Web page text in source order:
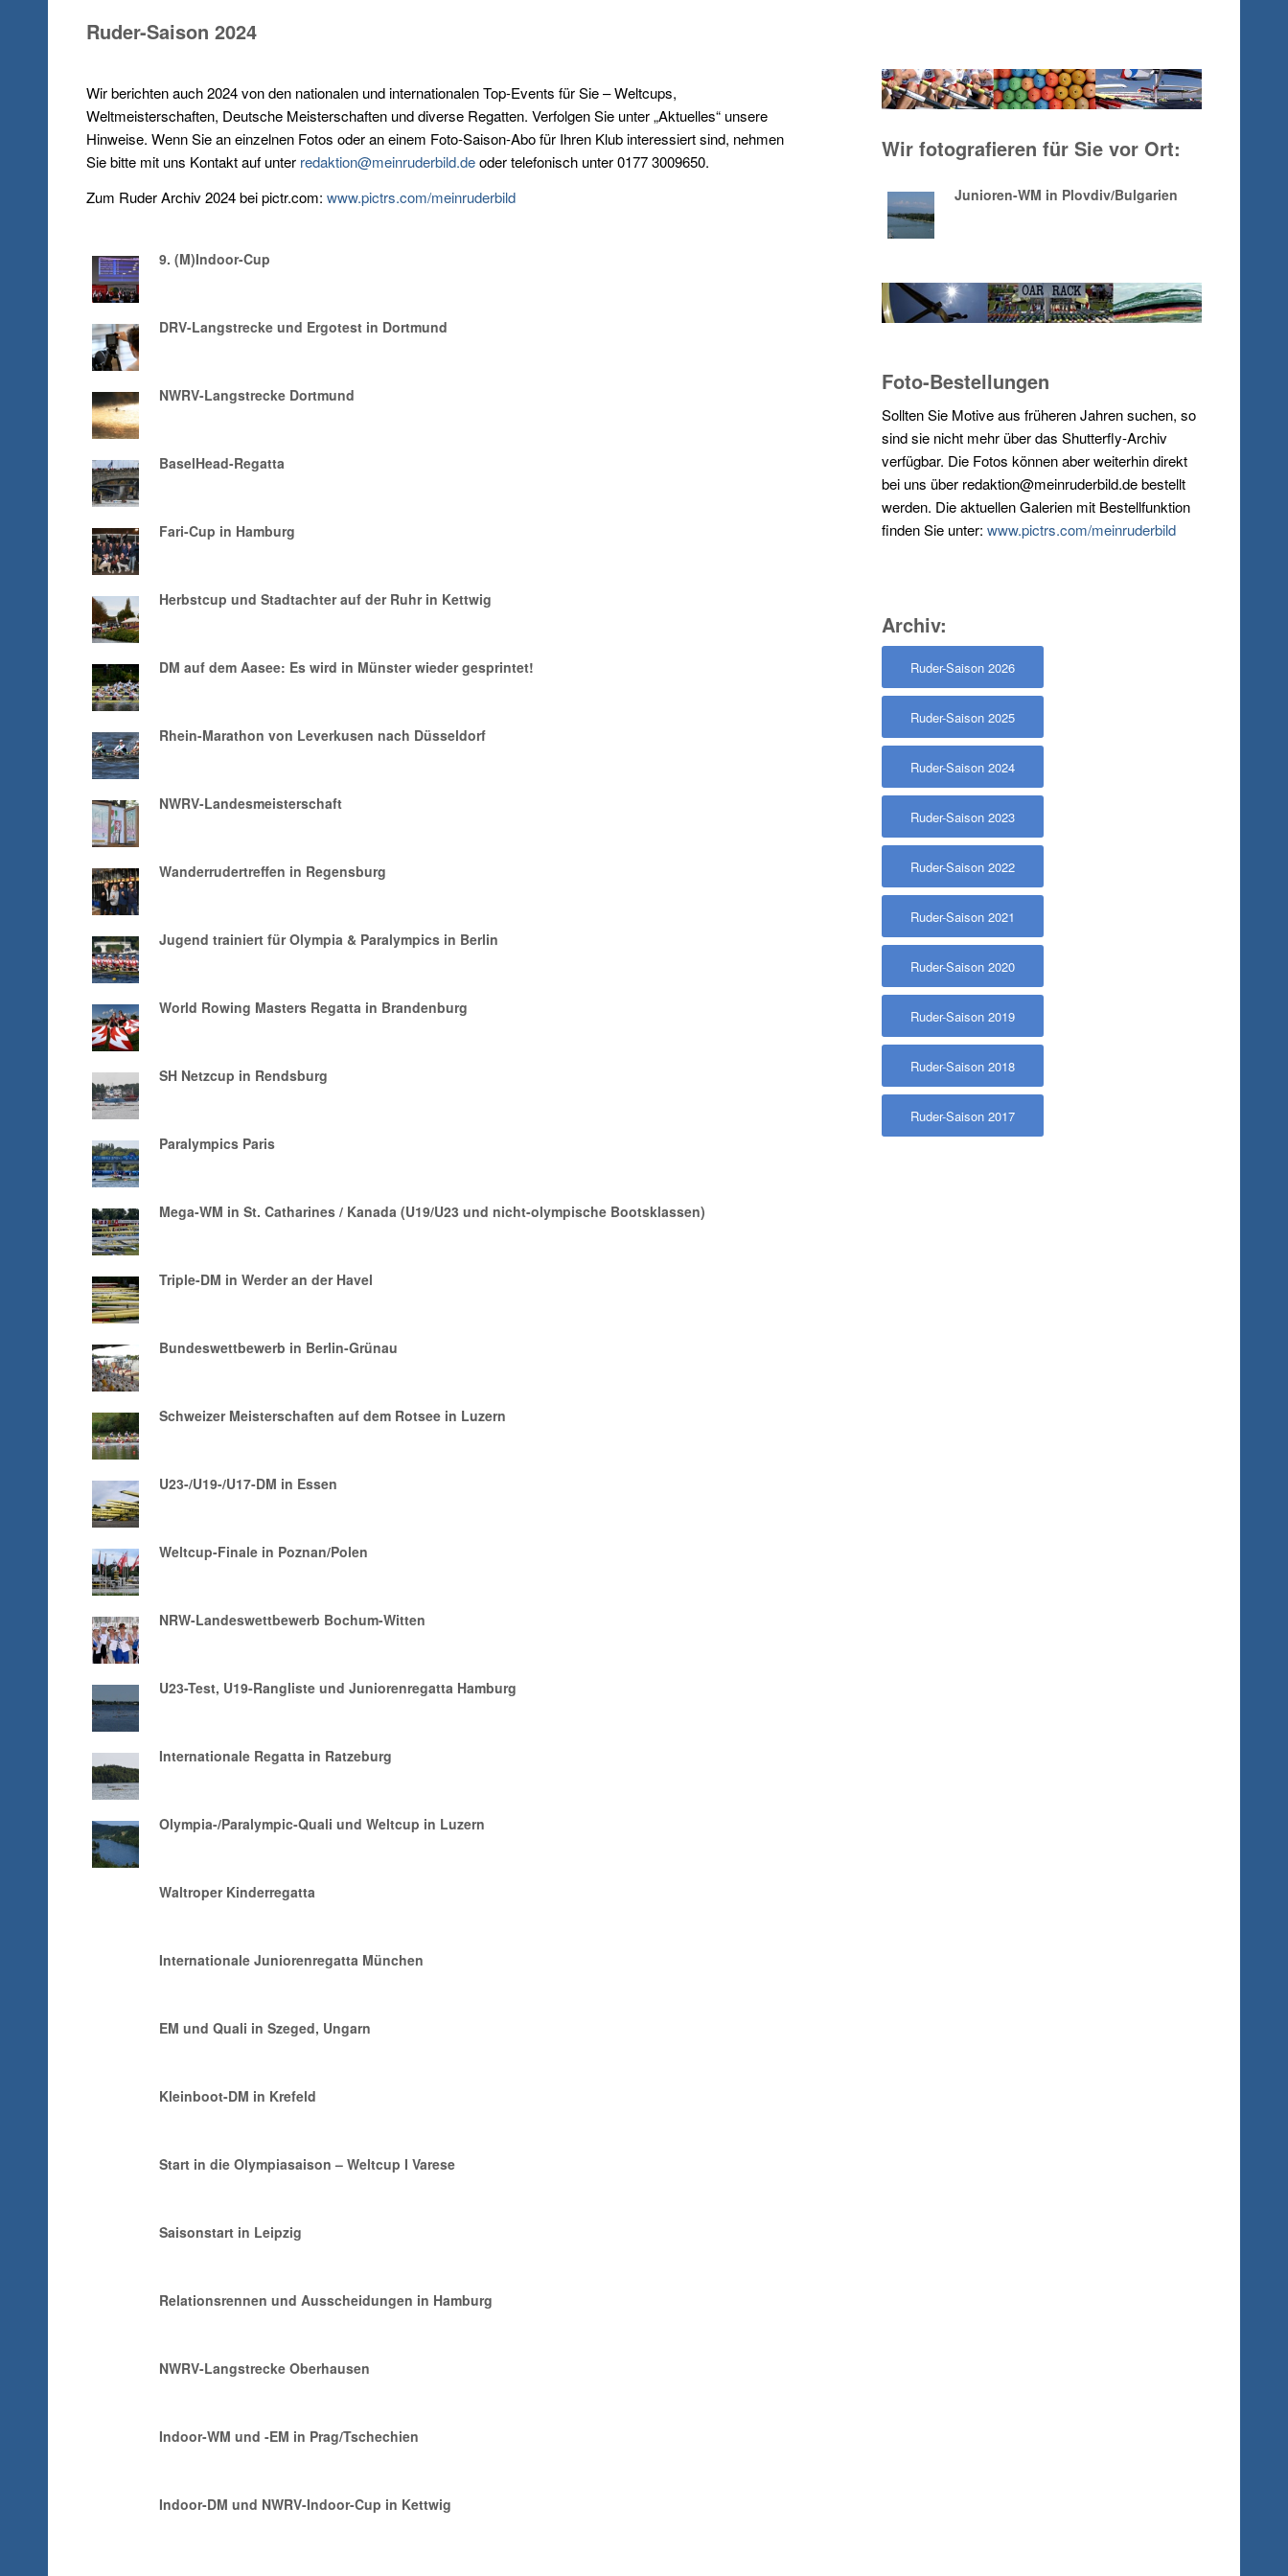
Ruder-Saison 2024
Wir berichten auch 2024 von den nationalen und internationalen Top-Events für Sie – Weltcups,
Weltmeisterschaften, Deutsche Meisterschaften und diverse Regatten. Verfolgen Sie unter „Aktuelles“ unsere
Hinweise. Wenn Sie an einzelnen Fotos oder an einem Foto-Saison-Abo für Ihren Klub interessiert sind, nehmen
Sie bitte mit uns Kontakt auf unter redaktion@meinruderbild.deoder telefonisch unter 0177 3009650.
Zum Ruder Archiv 2024 bei pictr.com: www.pictrs.com/meinruderbild
9. (M)Indoor-Cup
DRV-Langstrecke und Ergotest in Dortmund
NWRV-Langstrecke Dortmund
BaselHead-Regatta
Fari-Cup in Hamburg
Herbstcup und Stadtachter auf der Ruhr in Kettwig
DM auf dem Aasee: Es wird in Münster wieder gesprintet!
Rhein-Marathon von Leverkusen nach Düsseldorf
NWRV-Landesmeisterschaft
Wanderrudertreffen in Regensburg
Jugend trainiert für Olympia & Paralympics in Berlin
World Rowing Masters Regatta in Brandenburg
SH Netzcup in Rendsburg
Paralympics Paris
Mega-WM in St. Catharines / Kanada (U19/U23 und nicht-olympische Bootsklassen)
Triple-DM in Werder an der Havel
Bundeswettbewerb in Berlin-Grünau
Schweizer Meisterschaften auf dem Rotsee in Luzern
U23-/U19-/U17-DM in Essen
Weltcup-Finale in Poznan/Polen
NRW-Landeswettbewerb Bochum-Witten
U23-Test, U19-Rangliste und Juniorenregatta Hamburg
Internationale Regatta in Ratzeburg
Olympia-/Paralympic-Quali und Weltcup in Luzern
Waltroper Kinderregatta
Internationale Juniorenregatta München
EM und Quali in Szeged, Ungarn
Kleinboot-DM in Krefeld
Start in die Olympiasaison – Weltcup I Varese
Saisonstart in Leipzig
Relationsrennen und Ausscheidungen in Hamburg
NWRV-Langstrecke Oberhausen
Indoor-WM und -EM in Prag/Tschechien
Indoor-DM und NWRV-Indoor-Cup in Kettwig
Wir fotografieren für Sie vor Ort:
Junioren-WM in Plovdiv/Bulgarien
Foto-Bestellungen
Sollten Sie Motive aus früheren Jahren suchen, so
sind sie nicht mehr über das Shutterfly-Archiv
verfügbar. Die Fotos können aber weiterhin direkt
bei uns über redaktion@meinruderbild.de bestellt
werden. Die aktuellen Galerien mit Bestellfunktion
finden Sie unter: www.pictrs.com/meinruderbild
Archiv:
Ruder-Saison 2026
Ruder-Saison 2025
Ruder-Saison 2024
Ruder-Saison 2023
Ruder-Saison 2022
Ruder-Saison 2021
Ruder-Saison 2020
Ruder-Saison 2019
Ruder-Saison 2018
Ruder-Saison 2017